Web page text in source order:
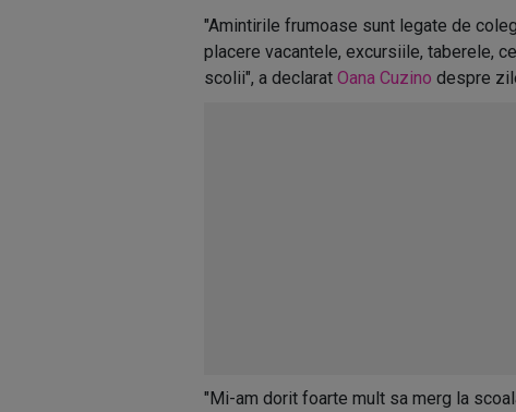
"Amintirile frumoase sunt legate de
placere vacantele, excursiile, taberele,
scolii", a declarat Oana Cuzino despre
"Mi-am dorit foarte mult sa merg la